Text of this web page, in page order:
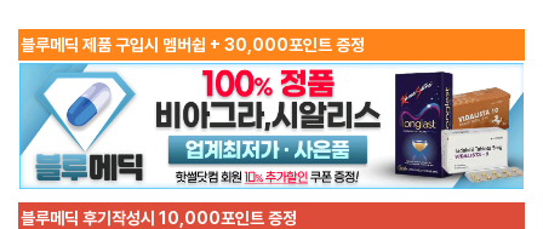
블루메딕 제품 구입시 멤버쉽 + 30,000포인트 증정
블루메딕 후기작성시 10,000포인트 증정